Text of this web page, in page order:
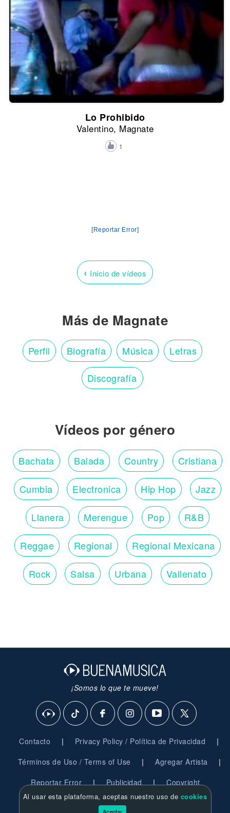
Lo Prohibido
Valentino, Magnate
1
[Reportar Error]
‹ Inicio de vídeos
Más de Magnate
Perfil Biografía Música Letras
Discografía
Vídeos por género
Bachata Balada Country Cristiana
Cumbia Electronica Hip Hop Jazz
Llanera Merengue Pop R&B
Reggae Regional Regional Mexicana
Rock Salsa Urbana Vallenato
¡Somos lo que te mueve!
Contacto | Privacy Policy / Política de Privacidad |
Términos de Uso / Terms of Use | Agregar Artista |
Reportar Error | Publicidad | Copyright
© 2026 BuenaMusica.com - Derechos Reservados
Al usar esta plataforma, aceptas nuestro uso de cookies